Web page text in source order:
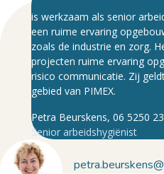
is werkzaam als senior
een ruime ervaring
zoals de industrie en zorg.
projecten ruime ervaring
risico communicatie. Zij
gebied van PIMEX.
Petra Beurskens, 06 5250
Senior arbeidshygiënist